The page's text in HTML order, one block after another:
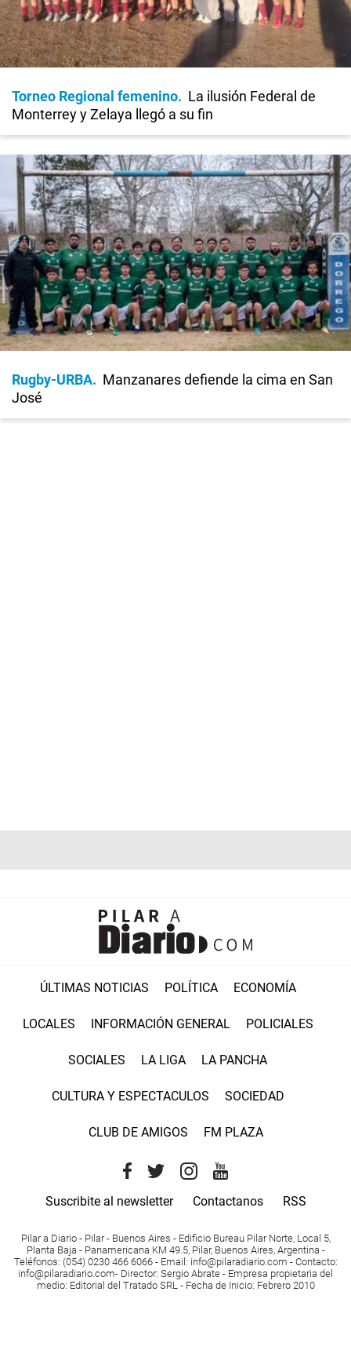
Torneo Regional femenino
La ilusión Federal de
Monterrey y Zelaya llegó a su fin
Rugby-URBA
Manzanares defiende la cima en San
José
ÚLTIMAS NOTICIAS POLÍTICA ECONOMÍA
LOCALES INFORMACIÓN GENERAL POLICIALES
SOCIALES LA LIGA LA PANCHA
CULTURA Y ESPECTACULOS SOCIEDAD
CLUB DE AMIGOS FM PLAZA
Suscribite al newsletter Contactanos RSS
Pilar a Diario - Pilar - Buenos Aires - Edificio Bureau Pilar Norte, Local 5,
Planta Baja - Panamericana KM 49.5, Pilar, Buenos Aires, Argentina -
Teléfonos: (054) 0230 466 6066 - Email : info@pilaradiario.com - Contacto:
info@pilaradiario.com- Director: Sergio Abrate - Empresa propietaria del
medio: Editorial del Tratado SRL - Fecha de Inicio: Febrero 2010